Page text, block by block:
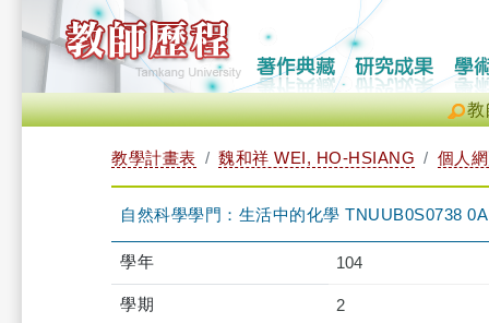
教
教學計畫表 魏和祥 WEI, HO-HSIANG 個人
自然科學學門：生活中的化學 TNUUB0S0738 0A
學年 104
學期 2